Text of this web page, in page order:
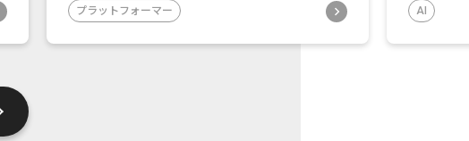
プラットフォーマー AI